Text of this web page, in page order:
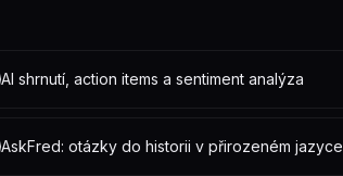
AI shrnutí, action items a sentiment analýza
AskFred: otázky do historii v přirozeném jazyce